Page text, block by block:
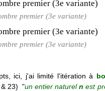
premier (3e variante)
premier (3e variante)
ici, j'ai limité l'itération à
& 23) "un entier natureln est